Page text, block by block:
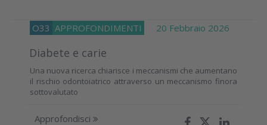
O33 APPROFONDIMENTI 20 Febbraio 2026
Diabete e carie
Una nuova ricerca chiarisce i meccanismi che aumentano
il rischio odontoiatrico attraverso un meccanismo finora
sottovalutato
Approfondisci